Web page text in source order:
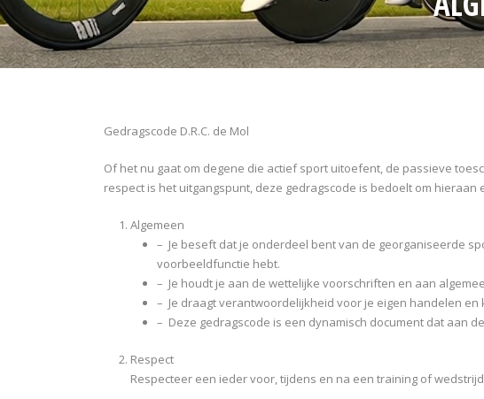
Gedragscode D.R.C. de Mol
Of het nu gaat om degene die actief sport uitoefent, de passieve
respect is het uitgangspunt, deze gedragscode is bedoelt om hieraan
Algemeen
– Je beseft dat je onderdeel bent van de georganiseerde
voorbeeldfunctie hebt.
– Je houdt je aan de wettelijke voorschriften en aan
– Je draagt verantwoordelijkheid voor je eigen handelen
– Deze gedragscode is een dynamisch document dat aan
Respect
Respecteer een ieder voor, tijdens en na een training of